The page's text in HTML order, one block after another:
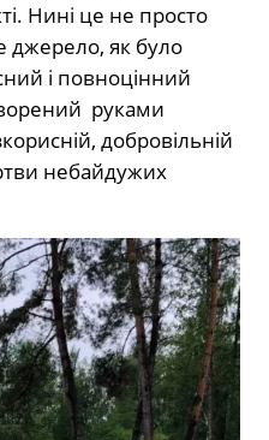
Нині це не просто
джерело, як було
і повноцінний
руками
добровільній
небайдужих